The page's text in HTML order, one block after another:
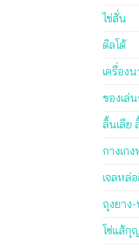
ไข่สั่น
ดิลโด้
เครื่อง
ของเล่
ลิ้นเลีย
กางเก
เจลหล่
ถุงยาง
โซ่แส้กุ